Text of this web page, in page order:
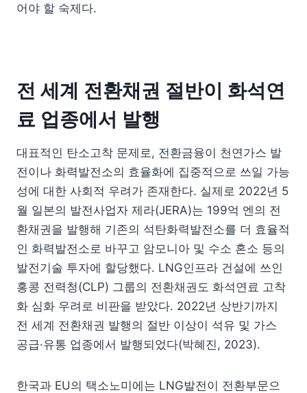
어야 할 숙제다.
전 세계 전환채권 절반이 화석연
료 업종에서 발행
대표적인 탄소고착 문제로, 전환금융이 천연가스 발
전이나 화력발전소의 효율화에 집중적으로 쓰일 가능
성에 대한 사회적 우려가 존재한다. 실제로 2022년 5
월 일본의 발전사업자 제라(JERA)는 199억 엔의 전
환채권을 발행해 기존의 석탄화력발전소를 더 효율적
인 화력발전소로 바꾸고 암모니아 및 수소 혼소 등의
발전기술 투자에 할당했다. LNG인프라 건설에 쓰인
홍콩 전력청(CLP) 그룹의 전환채권도 화석연료 고착
화 심화 우려로 비판을 받았다. 2022년 상반기까지
전 세계 전환채권 발행의 절반 이상이 석유 및 가스
공급·유통 업종에서 발행되었다(박혜진, 2023).
한국과 EU의 택소노미에는 LNG발전이 전환부문으